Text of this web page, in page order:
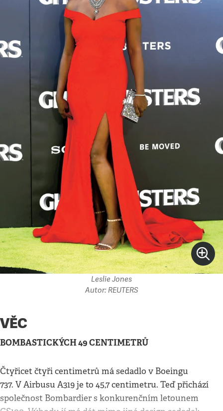
Leslie Jones
Autor: REUTERS
VĚC
BOMBASTICKÝCH 49 CENTIMETRŮ
Čtyřicet čtyři centimetrů má sedadlo v Boeingu
737. V Airbusu A319 je to 45,7 centimetru. Teď přichází
společnost Bombardier s konkurenčním letounem